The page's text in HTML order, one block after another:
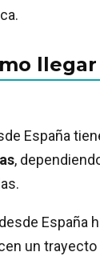
España
,
España
un